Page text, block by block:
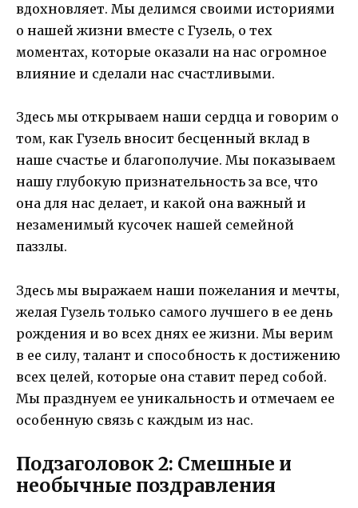
вдохновляет. Мы делимся своими историями
о нашей жизни вместе с Гузель, о тех
моментах, которые оказали на нас огромное
влияние и сделали нас счастливыми.
Здесь мы открываем наши сердца и говорим о
том, как Гузель вносит бесценный вклад в
наше счастье и благополучие. Мы показываем
нашу глубокую признательность за все, что
она для нас делает, и какой она важный и
незаменимый кусочек нашей семейной
паззлы.
Здесь мы выражаем наши пожелания и мечты,
желая Гузель только самого лучшего в ее день
рождения и во всех днях ее жизни. Мы верим
в ее силу, талант и способность к достижению
всех целей, которые она ставит перед собой.
Мы празднуем ее уникальность и отмечаем ее
особенную связь с каждым из нас.
Подзаголовок 2: Смешные и
необычные поздравления